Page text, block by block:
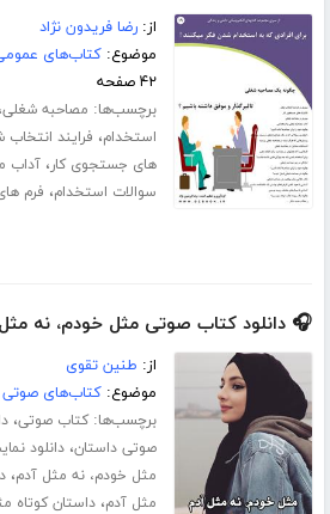
از:رضا فریدون نژاد
موضوع:کتاب‌های
۴۲ صفحه
برچسب‌ها: مصاحبه شغلی،
استخدام، فرایند
های جستجوی کار،آداب
سوالات استخدام، فرم
🎧 دانلود کتاب صوتی مثل خودم، نه
از: طنین تقوی
موضوع:کتاب‌های صوتی
برچسب‌ها:کتاب صوتی،
صوتی داستان،دانلود
مثل خودم، نه مثل آدم،
مثل آدم،داستان کوتاه